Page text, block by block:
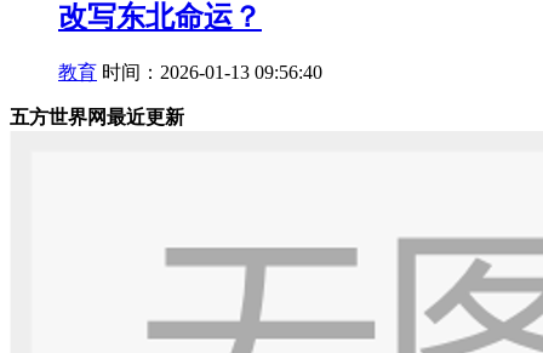
改写东北命运？
教育 时间：2026-01-13 09:56:40
五方世界网最近更新